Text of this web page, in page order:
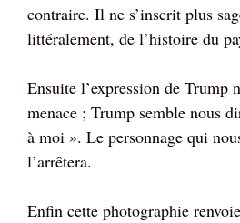
contraire. Il ne s’inscrit plus
littéralement, de l’histoire du
Ensuite l’expression de Trump
menace ; Trump semble nous
à moi ». Le personnage qui
l’arrêtera.
Enfin cette photographie